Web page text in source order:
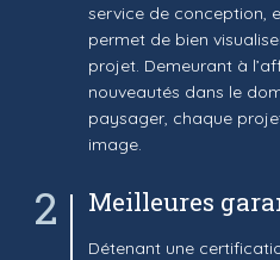
service de conception,
permet de bien
projet. Demeurant à
nouveautés dans le
paysager, chaque
image.
2 Meilleures
Détenant une